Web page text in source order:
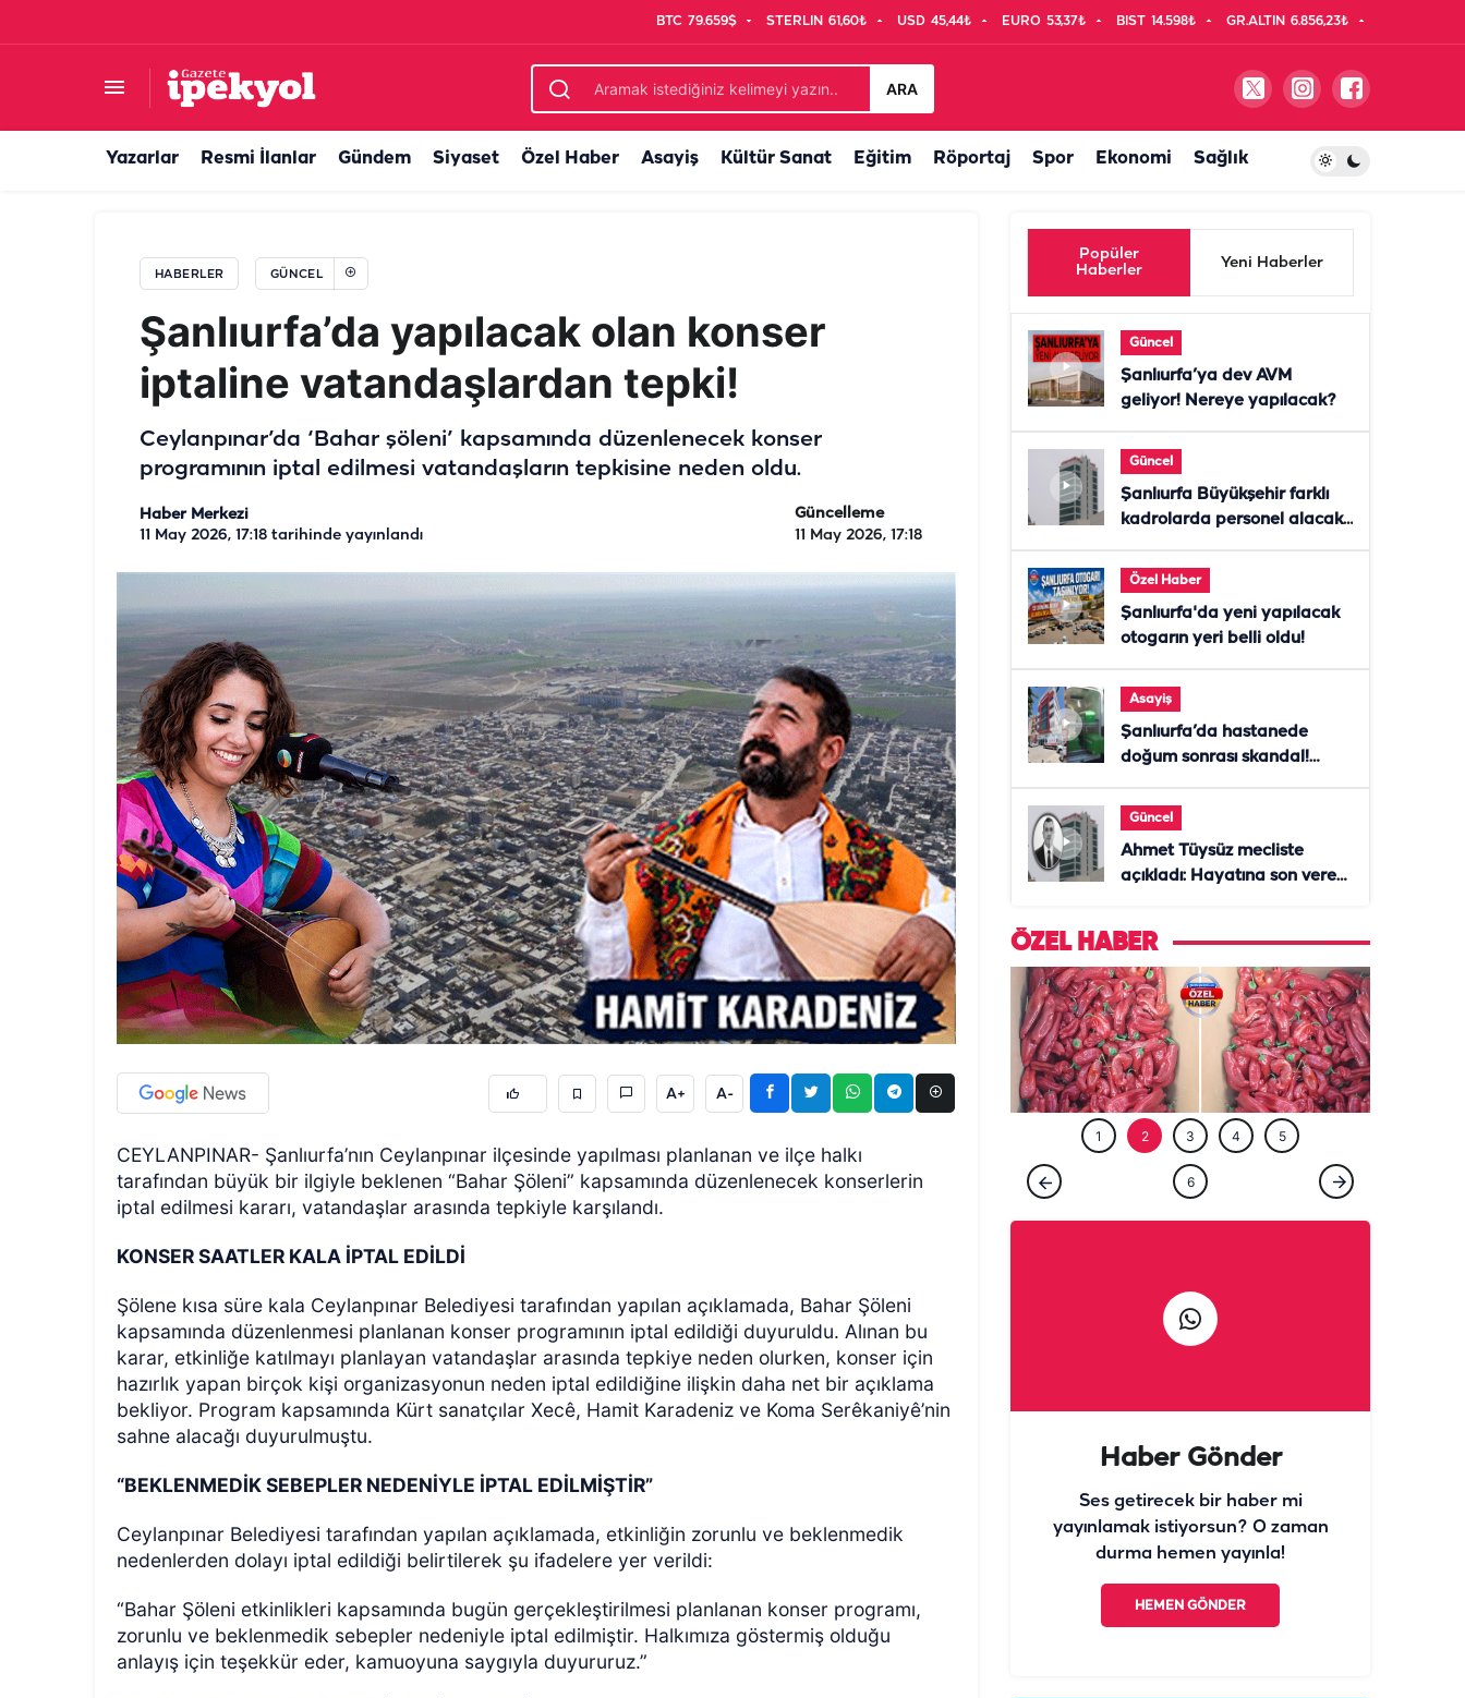
BTC 79.659$ STERLIN 61,60₺ USD 45,44₺ EURO 53,37₺ BIST 14.598₺ GR.ALTIN 6.856,23₺
ARA
Yazarlar Resmi İlanlar Gündem Siyaset Özel Haber Asayiş Kültür Sanat Eğitim Röportaj Spor Ekonomi Sağlık
HABERLER GÜNCEL
Şanlıurfa’da yapılacak olan konser
iptaline vatandaşlardan tepki!
Ceylanpınar’da ‘Bahar şöleni’ kapsamında düzenlenecek konser
programının iptal edilmesi vatandaşların tepkisine neden oldu.
Haber Merkezi
11 May 2026, 17:18 tarihinde yayınlandı
Güncelleme
11 May 2026, 17:18
A+ A-
CEYLANPINAR- Şanlıurfa’nın Ceylanpınar ilçesinde yapılması planlanan ve ilçe halkı
tarafından büyük bir ilgiyle beklenen “Bahar Şöleni” kapsamında düzenlenecek konserlerin
iptal edilmesi kararı, vatandaşlar arasında tepkiyle karşılandı.
KONSER SAATLER KALA İPTAL EDİLDİ
Şölene kısa süre kala Ceylanpınar Belediyesi tarafından yapılan açıklamada, Bahar Şöleni
kapsamında düzenlenmesi planlanan konser programının iptal edildiği duyuruldu. Alınan bu
karar, etkinliğe katılmayı planlayan vatandaşlar arasında tepkiye neden olurken, konser için
hazırlık yapan birçok kişi organizasyonun neden iptal edildiğine ilişkin daha net bir açıklama
bekliyor. Program kapsamında Kürt sanatçılar Xecê, Hamit Karadeniz ve Koma Serêkaniyê’nin
sahne alacağı duyurulmuştu.
“BEKLENMEDİK SEBEPLER NEDENİYLE İPTAL EDİLMİŞTİR”
Ceylanpınar Belediyesi tarafından yapılan açıklamada, etkinliğin zorunlu ve beklenmedik
nedenlerden dolayı iptal edildiği belirtilerek şu ifadelere yer verildi:
“Bahar Şöleni etkinlikleri kapsamında bugün gerçekleştirilmesi planlanan konser programı,
zorunlu ve beklenmedik sebepler nedeniyle iptal edilmiştir. Halkımıza göstermiş olduğu
anlayış için teşekkür eder, kamuoyuna saygıyla duyururuz.”
Popüler
Haberler
Yeni Haberler
Güncel
Şanlıurfa’ya dev AVM
geliyor! Nereye yapılacak?
Güncel
Şanlıurfa Büyükşehir farklı
kadrolarda personel alacak!
Özel Haber
Şanlıurfa'da yeni yapılacak
otogarın yeri belli oldu!
Asayiş
Şanlıurfa’da hastanede
doğum sonrası skandal!
Güncel
Ahmet Tüysüz mecliste
açıkladı: Hayatına son veren
ÖZEL HABER
ÖZEL HABER ÖZEL HABER
Urfalılara kötü haber: Acısı yetmedi, fiyatı
1 2 3 4 5
6
Haber Gönder
Ses getirecek bir haber mi
yayınlamak istiyorsun? O zaman
durma hemen yayınla!
HEMEN GÖNDER